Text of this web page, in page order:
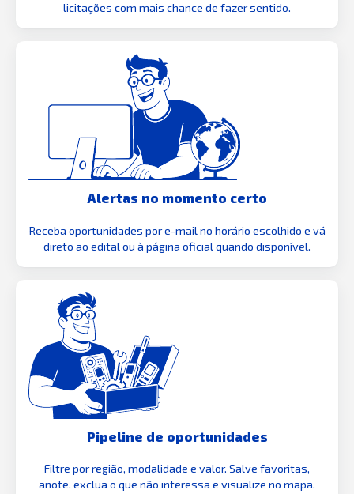
licitações com mais chance de fazer sentido.
Alertas no momento certo
Receba oportunidades por e-mail no horário escolhido e vá
direto ao edital ou à página oficial quando disponível.
Pipeline de oportunidades
Filtre por região, modalidade e valor. Salve favoritas,
anote, exclua o que não interessa e visualize no mapa.